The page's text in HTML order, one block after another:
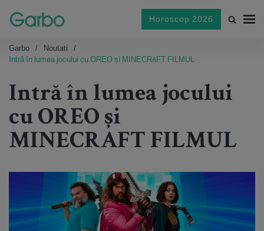
Horoscop 2026
Garbo
Noutati
Intră în lumea jocului cu OREO și MINECRAFT FILMUL
Intră în lumea jocului
cu OREO și
MINECRAFT FILMUL